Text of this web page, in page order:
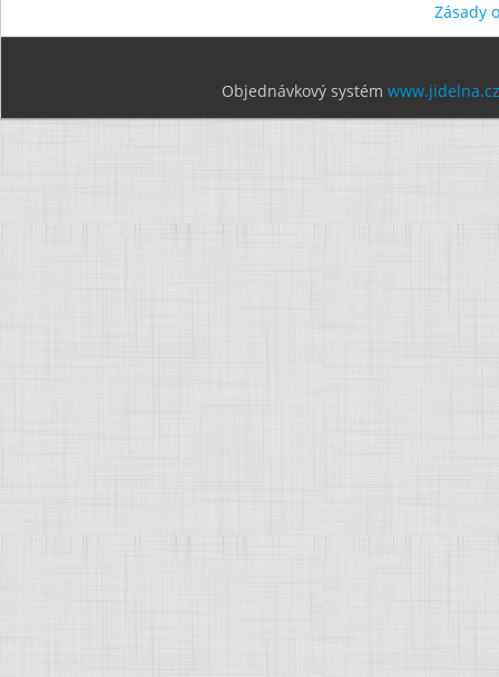
Zásady
Objednávkový systém www.jidelna.cz